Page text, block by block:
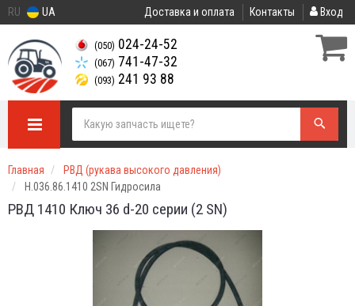
RU UA Доставка и оплата Контакты Вход
(050) 024-24-52
(067) 741-47-32
(093) 241 93 88
Главная
РВД (рукава высокого давления)
Н.036.86.1410 2SN Гидросила
РВД 1410 Ключ 36 d-20 серии (2 SN)